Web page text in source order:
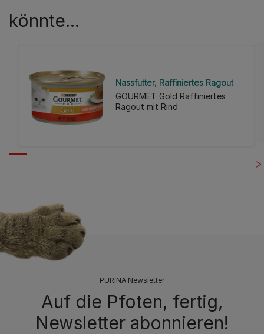
könnte...
Nassfutter Raffiniertes Ragout
GOURMET Gold Raffiniertes
Ragout mit Rind
PURINA Newsletter
Auf die Pfoten, fertig,
Newsletter abonnieren!